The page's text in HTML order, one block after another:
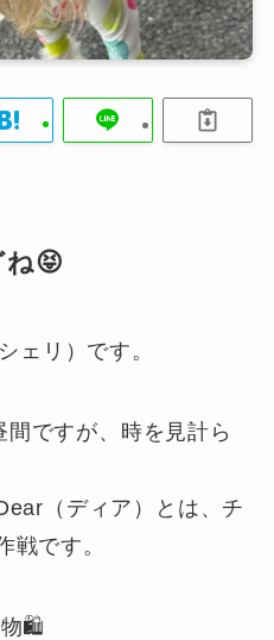
ね😝
ェリ）です。
ですが、時を見計ら
（ディア）とは、チ
戦です。
物🛍️